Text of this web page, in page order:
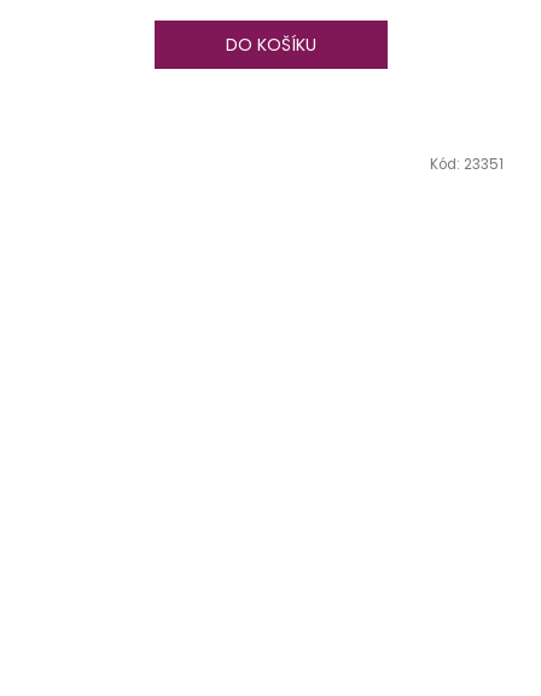
DO KOŠÍKU
Kód: 23351